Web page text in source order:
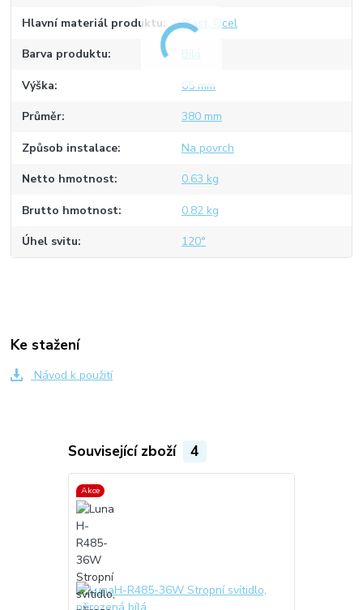
Hlavní materiál produktu Plast, Ocel
Barva produktu Bílá
Výška 65 mm
Průměr 380 mm
Způsob instalace Na povrch
Netto hmotnost 0.63 kg
Brutto hmotnost 0.82 kg
Úhel svitu 120°
Ke stažení
Návod k použití
Související zboží 4
Akce